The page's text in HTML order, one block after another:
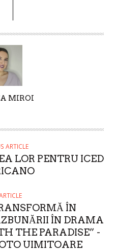
MIROI
ARTICLE
LOR PENTRU ICED
ÎN
ÎN DRAMA
THE PARADISE” -
UIMITOARE